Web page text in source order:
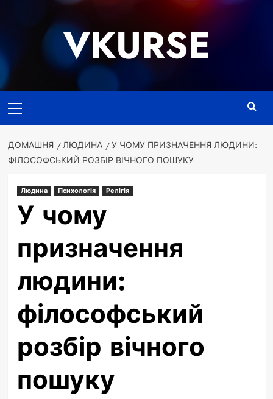
VKURSE
меню
ДОМАШНЯ ЛЮДИНА
У ЧОМУ ПРИЗНАЧЕННЯ ЛЮДИНИ:
ФІЛОСОФСЬКИЙ РОЗБІР ВІЧНОГО ПОШУКУ
Людина Психологія Релігія
У чому
призначення
людини:
філософський
розбір вічного
пошуку